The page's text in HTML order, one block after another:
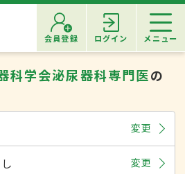
会員登録 ログイン メニュー
科学会泌尿器科専門医の
変更
変更